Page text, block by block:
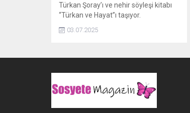
Türkan Şoray’ı ve nehir söyleşi kitabı
“Türkan ve Hayat”ı taşıyor.
03.07.2025